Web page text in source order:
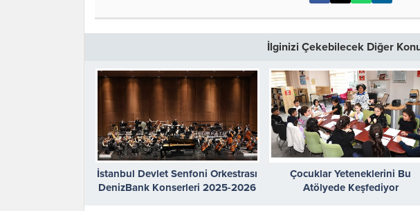
İlginizi Çekebilecek Diğer
İstanbul Devlet Senfoni Orkestrası
DenizBank Konserleri 2025-2026
Çocuklar Yeteneklerini Bu
Atölyede Keşfediyor